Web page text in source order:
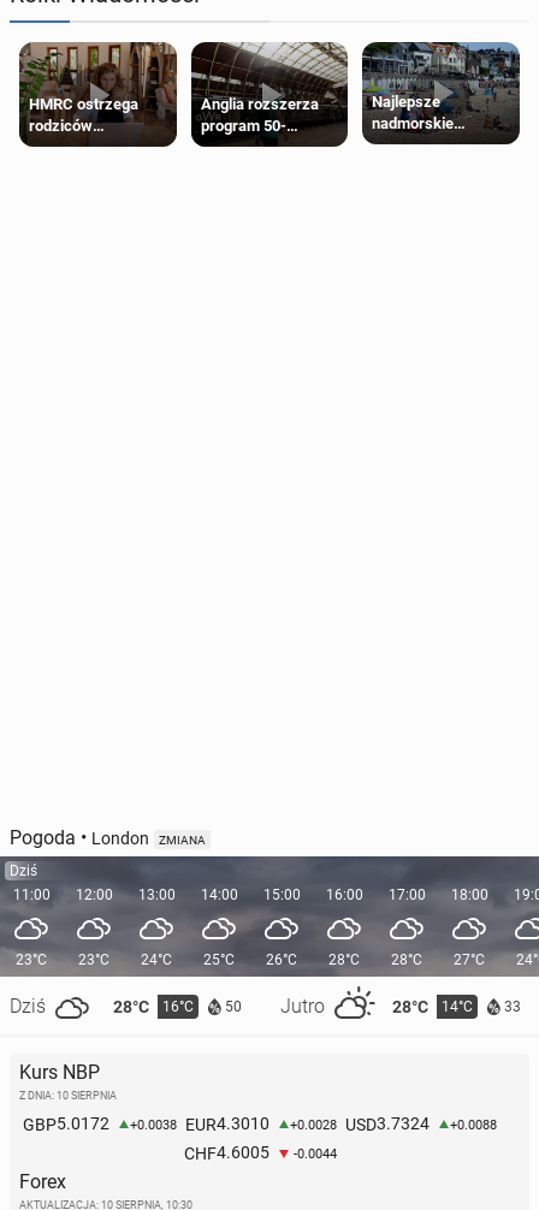
HMRC ostrzega
rodziców
pobierających Child
Anglia rozszerza
program 50-
procentowych
Najlepsze
nadmorskie
miasteczko blisko
Pogoda • London ZMIANA
Dziś
11:00
23°C
Dziś 28°C 16°C 50 Jutro 28°C 14°C 33
12:00
23°C
13:00
24°C
14:00
25°C
15:00
26°C
16:00
28°C
17:00
28°C
18:00
27°C
Kurs NBP
Z DNIA: 10 SIERPNIA
GBP5.0172 +0.0038 EUR4.3010 +0.0028 USD3.7324 +0.0088
CHF4.6005 -0.0044
Forex
AKTUALIZACJA: 10 SIERPNIA, 10:30